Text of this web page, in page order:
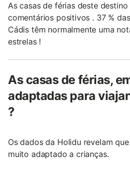
As casas de férias deste
comentários positivos . 37 %
Cádis têm normalmente uma
estrelas !
As casas de férias,
adaptadas para
?
Os dados da Holidu revelam
muito adaptado a crianças.